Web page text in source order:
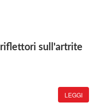
riflettori sull'artrite
LEGGI